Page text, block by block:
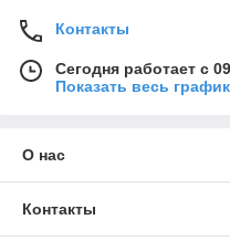
Контакты
Сегодня работает с
Показать весь
О нас
Контакты